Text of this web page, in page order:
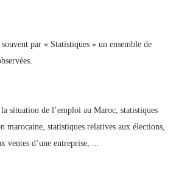
par « Statistiques » un ensemble de
situation de l’emploi au Maroc, statistiques
marocaine, statistiques relatives aux élections,
ventes d’une entreprise, ...